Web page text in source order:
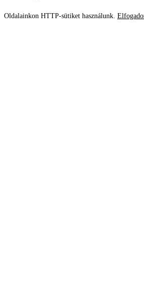
Oldalainkon HTTP-sütiket használunk.